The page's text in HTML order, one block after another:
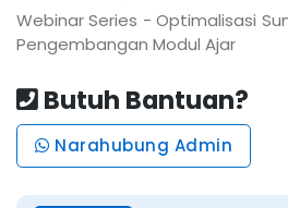
Webinar Series - Optimalisasi
Pengembangan Modul Ajar
Butuh Bantuan?
Narahubung Admin